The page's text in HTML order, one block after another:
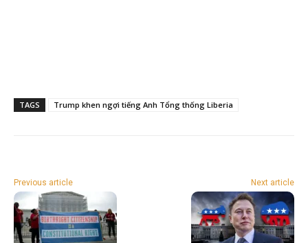
TAGS Trump khen ngợi tiếng Anh Tổng thống Liberia
Previous article Next article